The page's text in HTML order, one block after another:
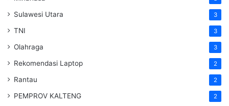
Sulawesi Utara 3
TNI 3
Olahraga 3
Rekomendasi Laptop 2
Rantau 2
PEMPROV KALTENG 2